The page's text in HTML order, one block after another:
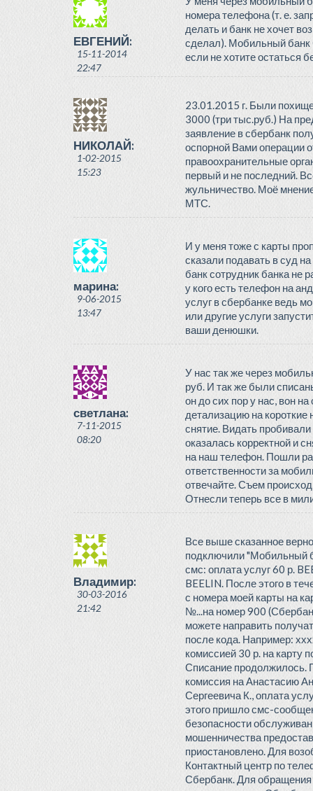
ЕВГЕНИЙ:
15-11-2014
22:47
номера телефона (т. е.
делать и банк не хочет
сделал). Мобильный банк
если не хотите остаться
НИКОЛАЙ:
1-02-2015
15:23
23.01.2015 г. Были
3000 (три тыс.руб.) На
заявление в сбербанк
оспорной Вами операции
правоохранительные
первый и не последний.
жульничество. Моё
МТС.
марина:
9-06-2015
13:47
И у меня тоже с карты
сказали подавать в суд
банк сотрудник банка не
у кого есть телефон на
услуг в сбербанке ведь
или другие услуги
ваши денюшки.
светлана:
7-11-2015
08:20
У нас так же через
руб. И так же были
он до сих пор у нас, вон
детализацию на
снятие. Видать
оказалась корректной и
на наш телефон. Пошли
ответственности за
отвечайте. Съем
Отнесли теперь все в
Владимир:
30-03-2016
21:42
Все выше сказанное
подключили "Мобильный
смс: оплата услуг 60 р.
BEELIN. После этого в
с номера моей карты на
№...на номер 900
можете направить
после кода. Например:
комиссией 30 р. на карту
Списание продолжилось.
комиссия на Анастасию
Сергеевича К., оплата
этого пришло смс-
безопасности
мошенничества
приостановлено. Для
Контактный центр по
Сбербанк. Для